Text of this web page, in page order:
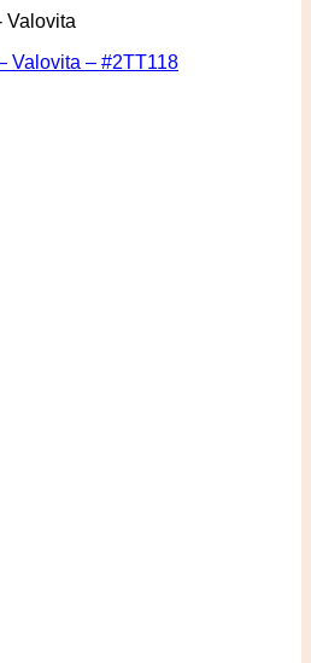
Valovita
Valovita – #2TT118